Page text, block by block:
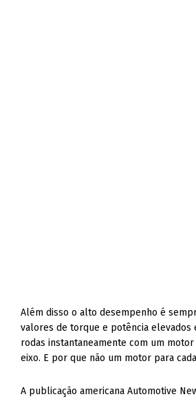
Além disso o alto desempenho é
valores de torque e potência elevados
rodas instantaneamente com um
eixo. E por que não um motor para
A publicação americana Automotive